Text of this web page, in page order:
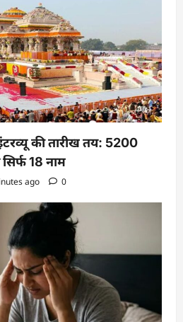
की तारीख तय: 5200
18 नाम
ago 0